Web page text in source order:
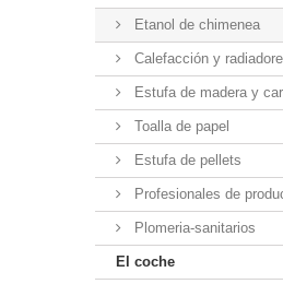
Etanol de chimenea
Calefacción y
Estufa de madera y
Toalla de papel
Estufa de pellets
Profesionales de
Plomeria-sanitarios
El coche